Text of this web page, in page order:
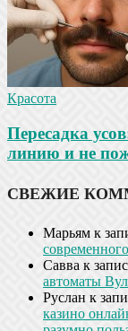
Красота
Пересадка
линию и не
СВЕЖИЕ
Марьям к
Савва к
автоматы
Руслан к
казино